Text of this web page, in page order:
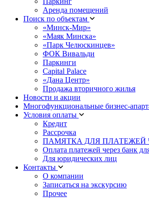
Аренда помещений
Поиск по объектам
«Минск-Мир»
«Маяк Минска»
«Парк Челюскинцев»
ФОК Вивальди
Паркинги
Capital Palace
«Дана Центр»
Продажа вторичного жилья
Новости и акции
Многофункциональные бизнес-
Условия оплаты
Кредит
Рассрочка
ПАМЯТКА ДЛЯ ПЛАТЕЖЕЙ
Оплата платежей через банк
Для юридических лиц
Контакты
О компании
Записаться на экскурсию
Прочее